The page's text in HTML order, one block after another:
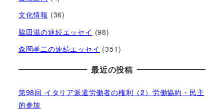
文化情報 (36)
脇田滋の連続エッセイ (98)
森岡孝二の連続エッセイ (351)
最近の投稿
第98回 イタリア派遣労働者の権利（2）労働協約・民主
的参加